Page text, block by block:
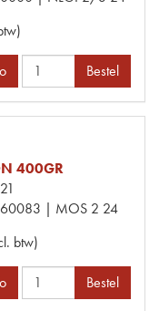
Bestel
400GR
| MOS 2 24
btw)
Bestel